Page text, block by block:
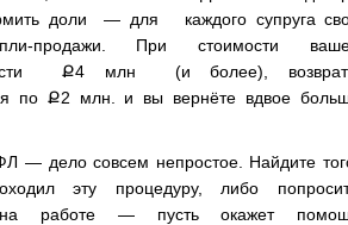
доли — для каждого супруга
продажи. При стоимости
Ք4 млн (и более),
по Ք2 млн. и вы вернёте вдвое
— дело совсем непростое. Найдите
эту процедуру, либо
на работе — пусть окажет